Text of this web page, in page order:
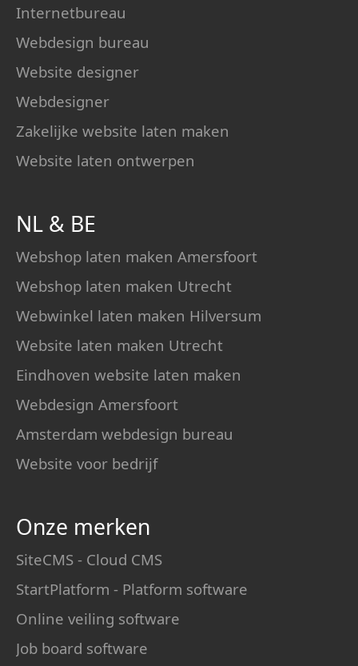
Internetbureau
Webdesign bureau
Website designer
Webdesigner
Zakelijke website laten maken
Website laten ontwerpen
NL & BE
Webshop laten maken Amersfoort
Webshop laten maken Utrecht
Webwinkel laten maken Hilversum
Website laten maken Utrecht
Eindhoven website laten maken
Webdesign Amersfoort
Amsterdam webdesign bureau
Website voor bedrijf
Onze merken
SiteCMS - Cloud CMS
StartPlatform - Platform software
Online veiling software
Job board software